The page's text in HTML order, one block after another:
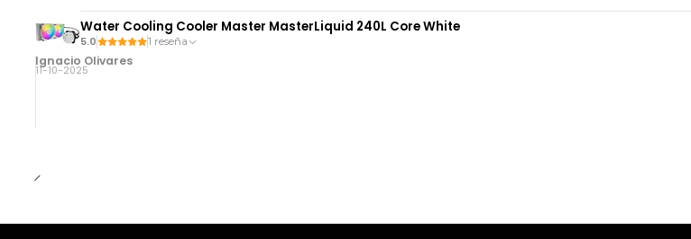
Water Cooling Cooler Master MasterLiquid 240L Core White
5.0 1 reseña
Ignacio Olivares
11-10-2025